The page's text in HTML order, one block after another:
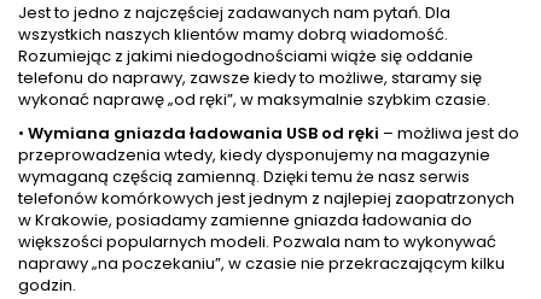
Jest to jedno z najczęściej zadawanych nam pytań. Dla
wszystkich naszych klientów mamy dobrą wiadomość.
Rozumiejąc z jakimi niedogodnościami wiąże się oddanie
telefonu do naprawy, zawsze kiedy to możliwe, staramy się
wykonać naprawę „od ręki”, w maksymalnie szybkim czasie.
• Wymiana gniazda ładowania USB od ręki – możliwa jest do
przeprowadzenia wtedy, kiedy dysponujemy na magazynie
wymaganą częścią zamienną. Dzięki temu że nasz serwis
telefonów komórkowych jest jednym z najlepiej zaopatrzonych
w Krakowie, posiadamy zamienne gniazda ładowania do
większości popularnych modeli. Pozwala nam to wykonywać
naprawy „na poczekaniu”, w czasie nie przekraczającym kilku
godzin.